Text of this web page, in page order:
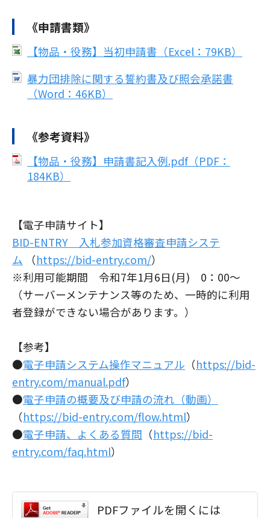
《申請書類》
【物品・役務】当初申請書（Excel：79KB）
暴力団排除に関する誓約書及び照会承諾書
（Word：46KB）
《参考資料》
【物品・役務】申請書記入例.pdf（PDF：
184KB）
【電子申請サイト】
BID-ENTRY 入札参加資格審査申請システ
ム （https://bid-entry.com/）
※利用可能期間 令和7年1月6日(月) 0：00～
（サーバーメンテナンス等のため、一時的に利用
者登録ができない場合があります。）
【参考】
●電子申請システム操作マニュアル （https://bid-
entry.com/manual.pdf）
●電子申請の概要及び申請の流れ（動画）
（https://bid-entry.com/flow.html）
●電子申請、よくある質問 （https://bid-
entry.com/faq.html）
PDFファイルを開くには